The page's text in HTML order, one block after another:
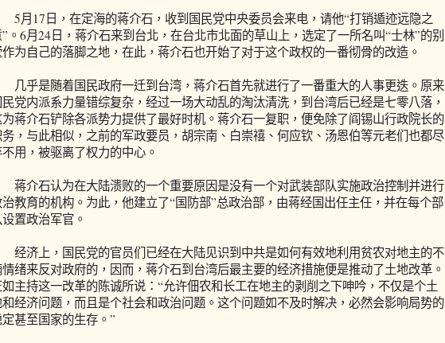
月17日，在定海的蒋介石，收到国民党中央委员会来电，请他“打销遁迹远隐之
”。6月24日，蒋介石来到台北，在台北市北面的草山上，选定了一所名叫“士林”的别
为自己的落脚之地，在此，蒋介石也开始了对于这个政权的一番彻骨的改造。
乎是随着国民政府一迁到台湾，蒋介石首先就进行了一番重大的人事更迭。原来
民党内派系力量错综复杂，经过一场大动乱的淘汰清洗，到台湾后已经是七零八落，
蒋介石铲除各派势力提供了最好时机。蒋介石一复职，便免除了阎锡山行政院长的
，与此相似，之前的军政要员，胡宗南、白崇禧、何应钦、汤恩伯等元老们也都尽
用，被驱离了权力的中心。
介石认为在大陆溃败的一个重要原因是没有一个对武装部队实施政治控制并进行
教育的机构。为此，他建立了“国防部”总政治部，由蒋经国出任主任，并在每个部
置政治军官。
济上，国民党的官员们已经在大陆见识到中共是如何有效地利用贫农对地主的不
情绪来反对政府的，因而，蒋介石到台湾后最主要的经济措施便是推动了土地改革。
如主持这一改革的陈诚所说：“允许佃农和长工在地主的剥削之下呻吟，不仅是个土
经济问题，而且是个社会和政治问题。这个问题如不及时解决，必然会影响局势的
甚至国家的生存。”